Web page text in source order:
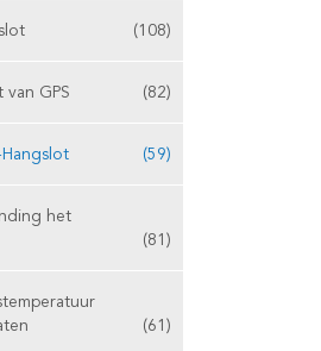
(108)
van GPS (82)
(59)
het
(81)
(61)